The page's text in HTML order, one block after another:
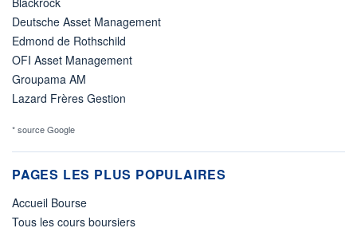
Deutsche Asset Management
Edmond de Rothschild
OFI Asset Management
Groupama AM
Lazard Frères Gestion
* source Google
PAGES LES PLUS POPULAIRES
Accueil Bourse
Tous les cours boursiers